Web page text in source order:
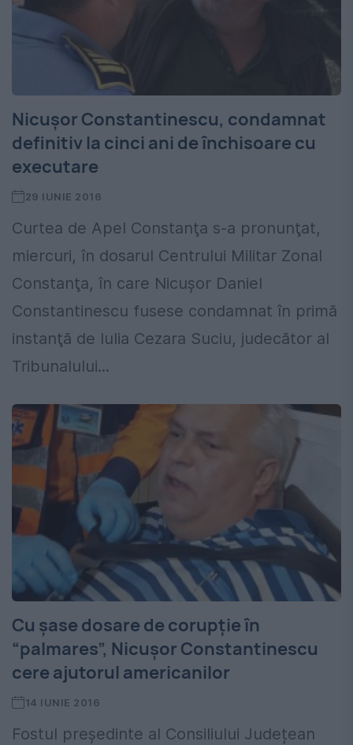
Nicuşor Constantinescu, condamnat
definitiv la cinci ani de închisoare cu
executare
29 IUNIE 2016
Curtea de Apel Constanţa s-a pronunţat,
miercuri, în dosarul Centrului Militar Zonal
Constanţa, în care Nicuşor Daniel
Constantinescu fusese condamnat în primă
instanţă de Iulia Cezara Suciu, judecător al
Tribunalului...
Cu șase dosare de corupție în
“palmares”, Nicușor Constantinescu
cere ajutorul americanilor
14 IUNIE 2016
Fostul președinte al Consiliului Județean